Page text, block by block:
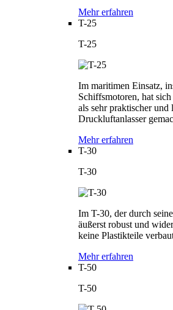
Mehr erfahren
T-25
T-25
Im maritimen Einsatz,
Schiffsmotoren, hat
als sehr praktischer und
Druckluftanlasser
Mehr erfahren
T-30
T-30
Im T-30, der durch
äußerst robust und
keine Plastikteile
Mehr erfahren
T-50
T-50